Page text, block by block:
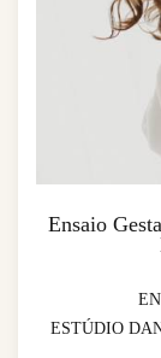
Ensaio
ESTÚDIO